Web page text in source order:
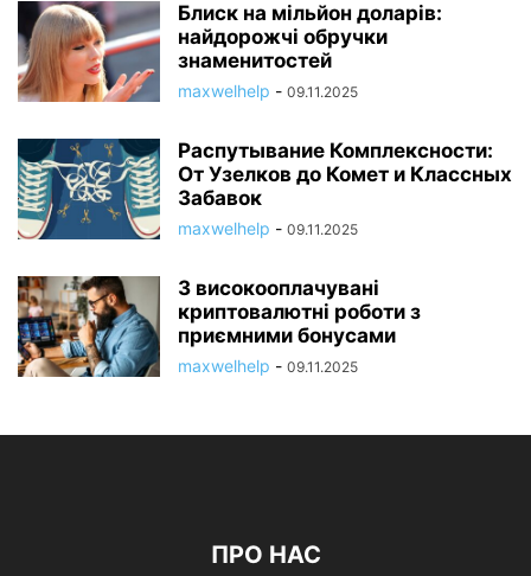
Блиск на мільйон доларів:
найдорожчі обручки
знаменитостей
maxwelhelp - 09.11.2025
Распутывание Комплексности:
От Узелков до Комет и Классных
Забавок
maxwelhelp - 09.11.2025
3 високооплачувані
криптовалютні роботи з
приємними бонусами
maxwelhelp - 09.11.2025
ПРО НАС